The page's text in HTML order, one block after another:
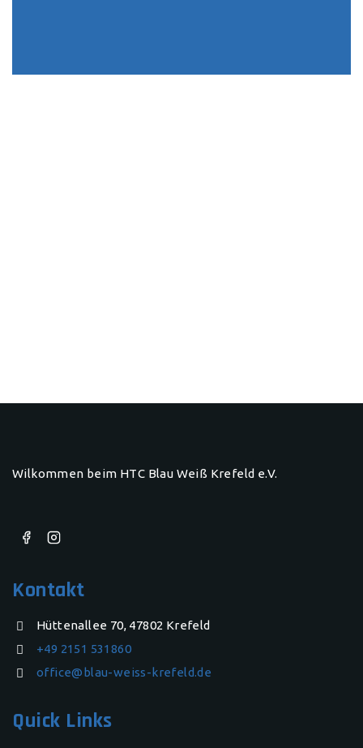
Wilkommen beim HTC Blau Weiß Krefeld e.V.
Kontakt
Hüttenallee 70, 47802 Krefeld
+49 2151 531860
office@blau-weiss-krefeld.de
Quick Links